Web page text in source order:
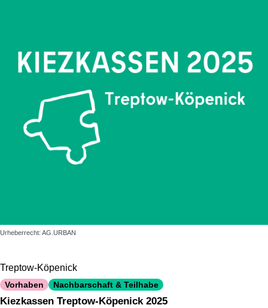
Urheberrecht: AG.URBAN
Treptow-Köpenick
Vorhaben Nachbarschaft & Teilhabe
Kiezkassen Treptow-Köpenick 2025